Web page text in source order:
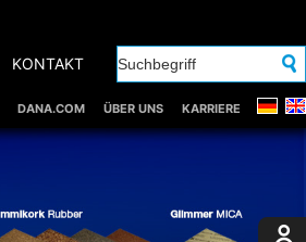
DANA.COM ÜBER UNS KARRIERE
KONTAKT